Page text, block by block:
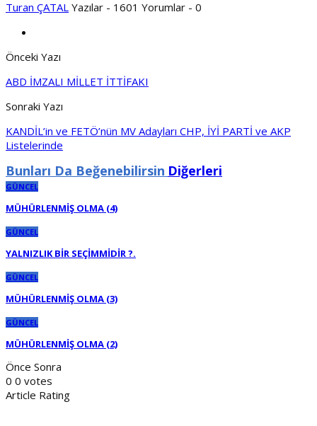
Turan ÇATAL Yazılar - 1601 Yorumlar - 0
Önceki Yazı
ABD İMZALI MİLLET İTTİFAKI
Sonraki Yazı
KANDİL’in ve FETÖ’nün MV Adayları CHP, İYİ PARTİ ve AKP
Listelerinde
Bunları Da Beğenebilirsin Diğerleri
GÜNCEL
MÜHÜRLENMİŞ OLMA (4)
GÜNCEL
YALNIZLIK BİR SEÇİMMİDİR ?.
GÜNCEL
MÜHÜRLENMİŞ OLMA (3)
GÜNCEL
MÜHÜRLENMİŞ OLMA (2)
Önce Sonra
0 0 votes
Article Rating